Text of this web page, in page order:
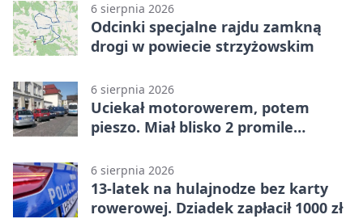
6 sierpnia 2026
Odcinki specjalne rajdu zamkną
drogi w powiecie strzyżowskim
6 sierpnia 2026
Uciekał motorowerem, potem
pieszo. Miał blisko 2 promile
6 sierpnia 2026
13-latek na hulajnodze bez karty
rowerowej. Dziadek zapłacił 1000 zł